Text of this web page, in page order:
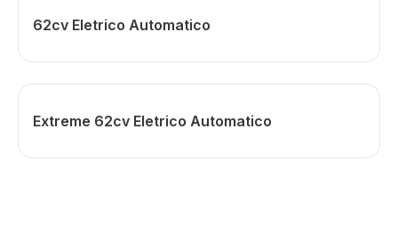
62cv Eletrico Automatico
Extreme 62cv Eletrico Automatico